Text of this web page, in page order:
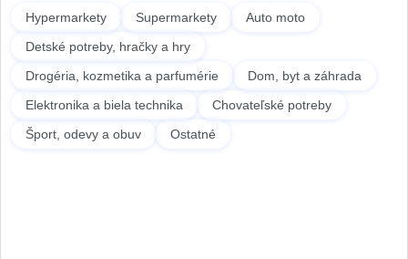
Hypermarkety Supermarkety
Auto moto
Detské potreby, hračky a hry
Drogéria, kozmetika a parfumérie
Dom, byt a záhrada
Elektronika a biela technika
Chovateľské potreby
Šport, odevy a obuv
Ostatné